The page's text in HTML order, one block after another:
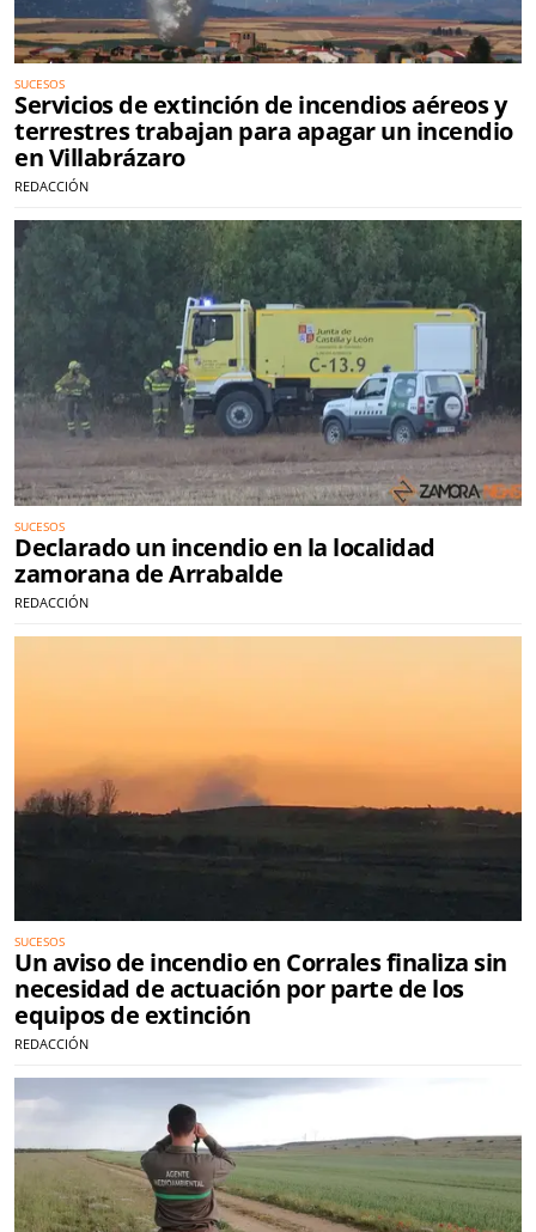
SUCESOS
Servicios de extinción de incendios aéreos y
terrestres trabajan para apagar un incendio
en Villabrázaro
REDACCIÓN
SUCESOS
Declarado un incendio en la localidad
zamorana de Arrabalde
REDACCIÓN
SUCESOS
Un aviso de incendio en Corrales finaliza sin
necesidad de actuación por parte de los
equipos de extinción
REDACCIÓN